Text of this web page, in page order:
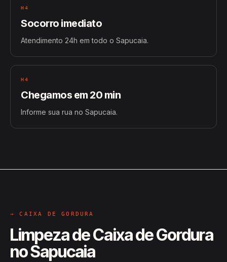
H4
Socorro imediato
Atendimento 24h em todo o Sapucaia.
H4
Chegamos em 20 min
Informe sua rua no Sapucaia.
→ CAIXA DE GORDURA
Limpeza de Caixa de Gordura
no Sapucaia